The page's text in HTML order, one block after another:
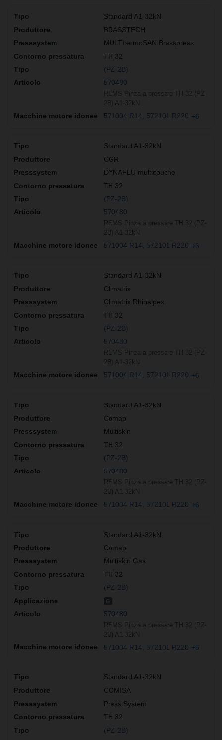
Standard A1-32kN
BRASSTECH
MULTItermoSAN Brasspress
TH 32
(PZ-2B)
570480
571004 R14 572101 R220 +6
Standard A1-32kN
CGR
DYNAFLU multicouche
TH 32
(PZ-2B)
570480
571004 R14 572101 R220 +6
Standard A1-32kN
Climatrix
Climatrix Rhinalpex
TH 32
(PZ-2B)
570480
571004 R14 572101 R220 +6
Standard A1-32kN
Comap
Multiskin
TH 32
(PZ-2B)
570480
571004 R14 572101 R220 +6
Standard A1-32kN
Comap
Multiskin Gas
TH 32
(PZ-2B)
570480
571004 R14 572101 R220 +6
Standard A1-32kN
COMISA
Press System
TH 32
(PZ-2B)